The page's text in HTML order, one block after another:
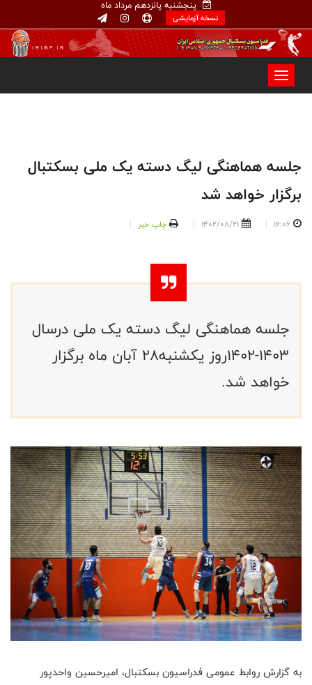
پنجشنبه پانزدهم مرداد ماه
نسخه آزمایشی
جلسه هماهنگی لیگ دسته یک ملی بسکتبال
برگزار خواهد شد
16:06
1402/08/21 چاپ خبر
جلسه هماهنگی لیگ دسته یک ملی درسال
۱۴۰۳-۱۴۰۲روز یکشنبه۲۸ آبان ماه برگزار
خواهد شد.
به گزارش روابط عمومی فدراسیون بسکتبال، امیرحسین واحدپور